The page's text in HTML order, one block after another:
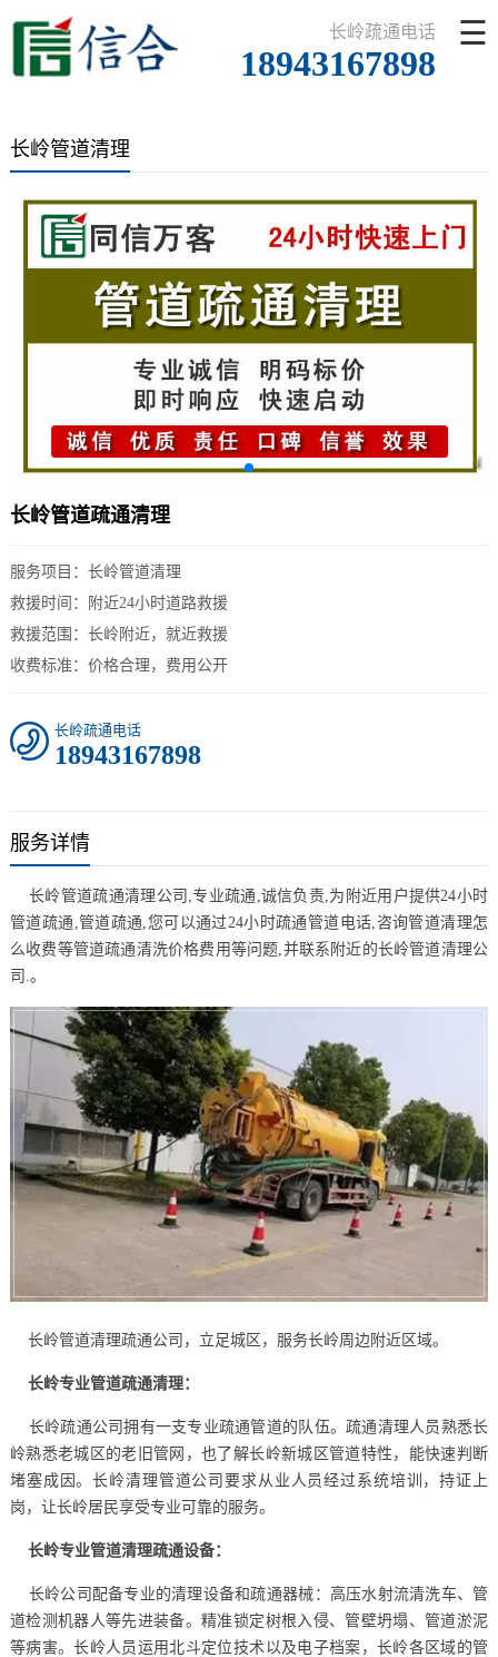
☰
长岭疏通电话
18943167898
长岭管道清理
长岭管道疏通清理
服务项目：长岭管道清理
救援时间：附近24小时道路救援
救援范围：长岭附近，就近救援
收费标准：价格合理，费用公开
长岭疏通电话
18943167898
服务详情
长岭管道疏通清理公司,专业疏通,诚信负责,为附近用户提供24小时
管道疏通,管道疏通,您可以通过24小时疏通管道电话,咨询管道清理怎
么收费等管道疏通清洗价格费用等问题,并联系附近的长岭管道清理公
司.。
长岭管道清理疏通公司，立足城区，服务长岭周边附近区域。
长岭专业管道疏通清理：
长岭疏通公司拥有一支专业疏通管道的队伍。疏通清理人员熟悉长
岭熟悉老城区的老旧管网，也了解长岭新城区管道特性，能快速判断
堵塞成因。长岭清理管道公司要求从业人员经过系统培训，持证上
岗，让长岭居民享受专业可靠的服务。
长岭专业管道清理疏通设备：
长岭公司配备专业的清理设备和疏通器械：高压水射流清洗车、管
道检测机器人等先进装备。精准锁定树根入侵、管壁坍塌、管道淤泥
等病害。长岭人员运用北斗定位技术以及电子档案，长岭各区域的管